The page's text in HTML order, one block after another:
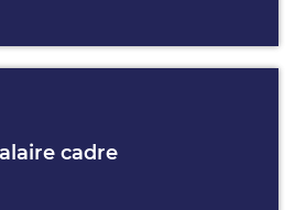
cadre